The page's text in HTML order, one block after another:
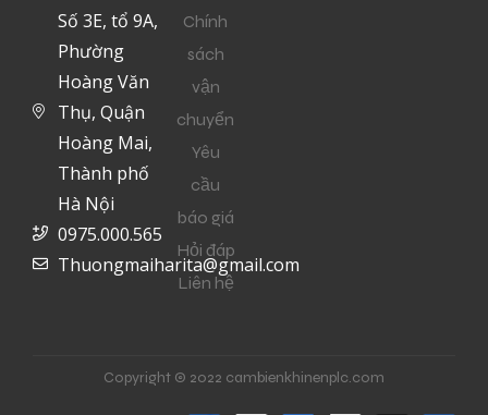
Số 3E, tổ 9A,
Phường
Hoàng Văn
Thụ, Quận
Hoàng Mai,
Thành phố
Hà Nội
0975.000.565
Thuongmaiharita@gmail.com
Chính
sách
vận
chuyển
Yêu
cầu
báo giá
Hỏi đáp
Liên hệ
Copyright © 2022 cambienkhinenplc.com